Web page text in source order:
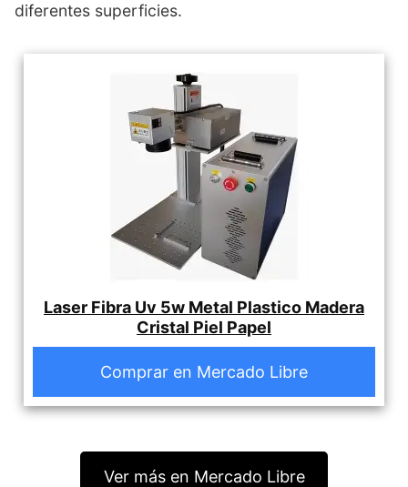
diferentes superficies.
Laser Fibra Uv 5w Metal Plastico Madera
Cristal Piel Papel
Comprar en Mercado Libre
Ver más en Mercado Libre